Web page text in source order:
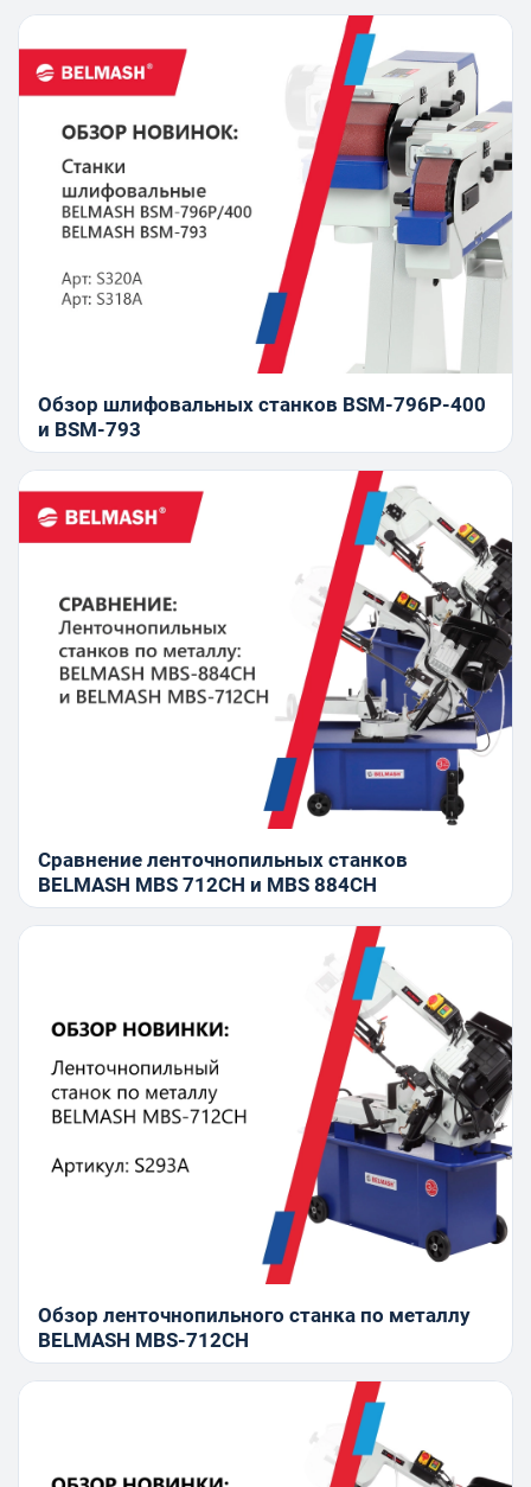
Обзор шлифовальных станков BSM-796P-400
и BSM-793
Сравнение ленточнопильных станков
BELMASH MBS 712CH и MBS 884CH
Обзор ленточнопильного станка по металлу
BELMASH MBS-712CH